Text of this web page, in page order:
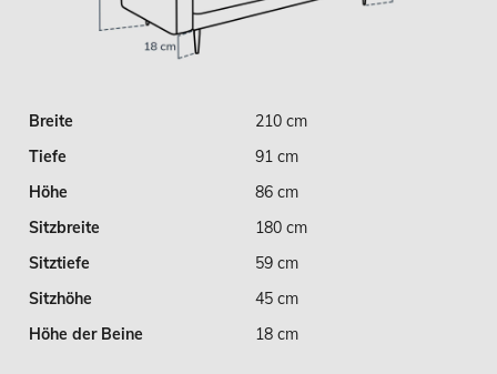
Breite
210 cm
Tiefe
91 cm
Höhe
86 cm
Sitzbreite
180 cm
Sitztiefe
59 cm
Sitzhöhe
45 cm
Höhe der Beine
18 cm